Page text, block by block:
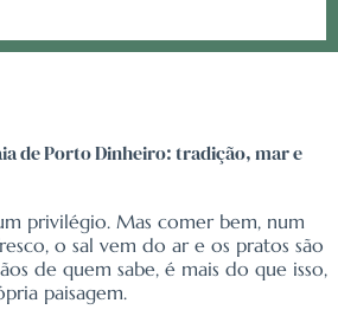
de Porto Dinheiro: tradição, mar e
privilégio. Mas comer bem, num
o sal vem do ar e os pratos são
de quem sabe, é mais do que isso,
paisagem.